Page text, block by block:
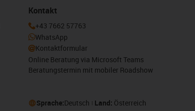
Kontakt
+43 7662 57763
WhatsApp
Kontaktformular
Online Beratung via Microsoft Teams
Beratungstermin mit mobiler Roadshow
Sprache:Deutsch Land: Österreich